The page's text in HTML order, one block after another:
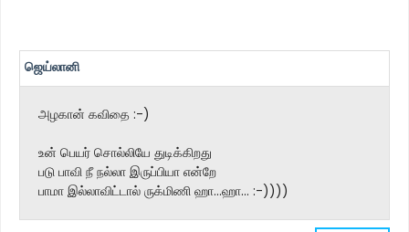
ஜெய்லானி
அழகான் கவிதை :-)
உன் பெயர் சொல்லியே துடிக்கிறது
படு பாவி நீ நல்லா இருப்பியா என்றே
பாமா இல்லாவிட்டால் ருக்மிணி ஹா...ஹா... :-))))